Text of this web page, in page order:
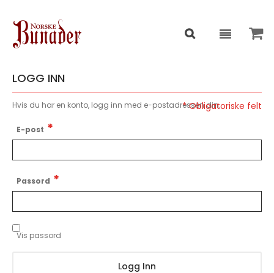
LOGG INN
Hvis du har en konto, logg inn med e-postadressen din.
E-post
Passord
Vis passord
Logg Inn